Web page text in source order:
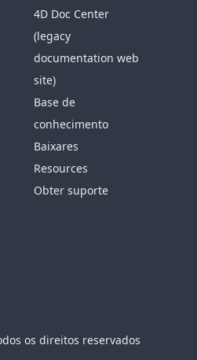
4D Doc Center
(legacy
documentation web
site)
Base de
conhecimento
Baixares
Resources
Obter suporte
os direitos reservados